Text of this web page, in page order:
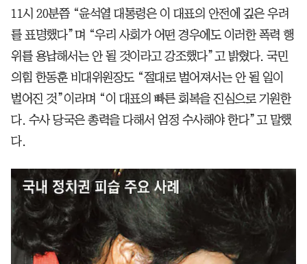
11시 20분쯤 “윤석열 대통령은 이 대표의 안전에 깊은 우려
를 표명했다”며 “우리 사회가 어떤 경우에도 이러한 폭력 행
위를 용납해서는 안 될 것이라고 강조했다”고 밝혔다. 국민
의힘 한동훈 비대위원장도 “절대로 벌어져서는 안 될 일이
벌어진 것”이라며 “이 대표의 빠른 회복을 진심으로 기원한
다. 수사 당국은 총력을 다해서 엄정 수사해야 한다”고 말했
다.